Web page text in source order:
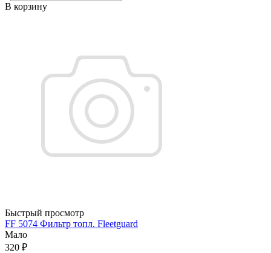
В корзину
Быстрый просмотр
FF 5074 Фильтр топл. Fleetguard
Мало
320 ₽